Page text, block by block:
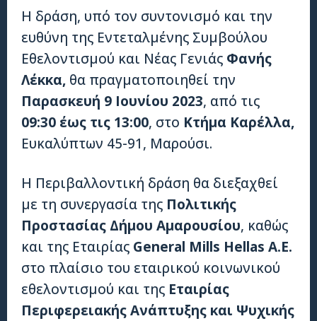
Η δράση, υπό τον συντονισμό και την
ευθύνη της Εντεταλμένης Συμβούλου
Εθελοντισμού και Νέας Γενιάς Φανής
Λέκκα, θα πραγματοποιηθεί την
Παρασκευή 9 Ιουνίου 2023, από τις
09:30 έως τις 13:00, στο Κτήμα Καρέλλα,
Ευκαλύπτων 45-91, Μαρούσι.
Η Περιβαλλοντική δράση θα διεξαχθεί
με τη συνεργασία της Πολιτικής
Προστασίας Δήμου Αμαρουσίου, καθώς
και της Εταιρίας General Mills Hellas A.E.
στο πλαίσιο του εταιρικού κοινωνικού
εθελοντισμού και της Εταιρίας
Περιφερειακής Ανάπτυξης και Ψυχικής